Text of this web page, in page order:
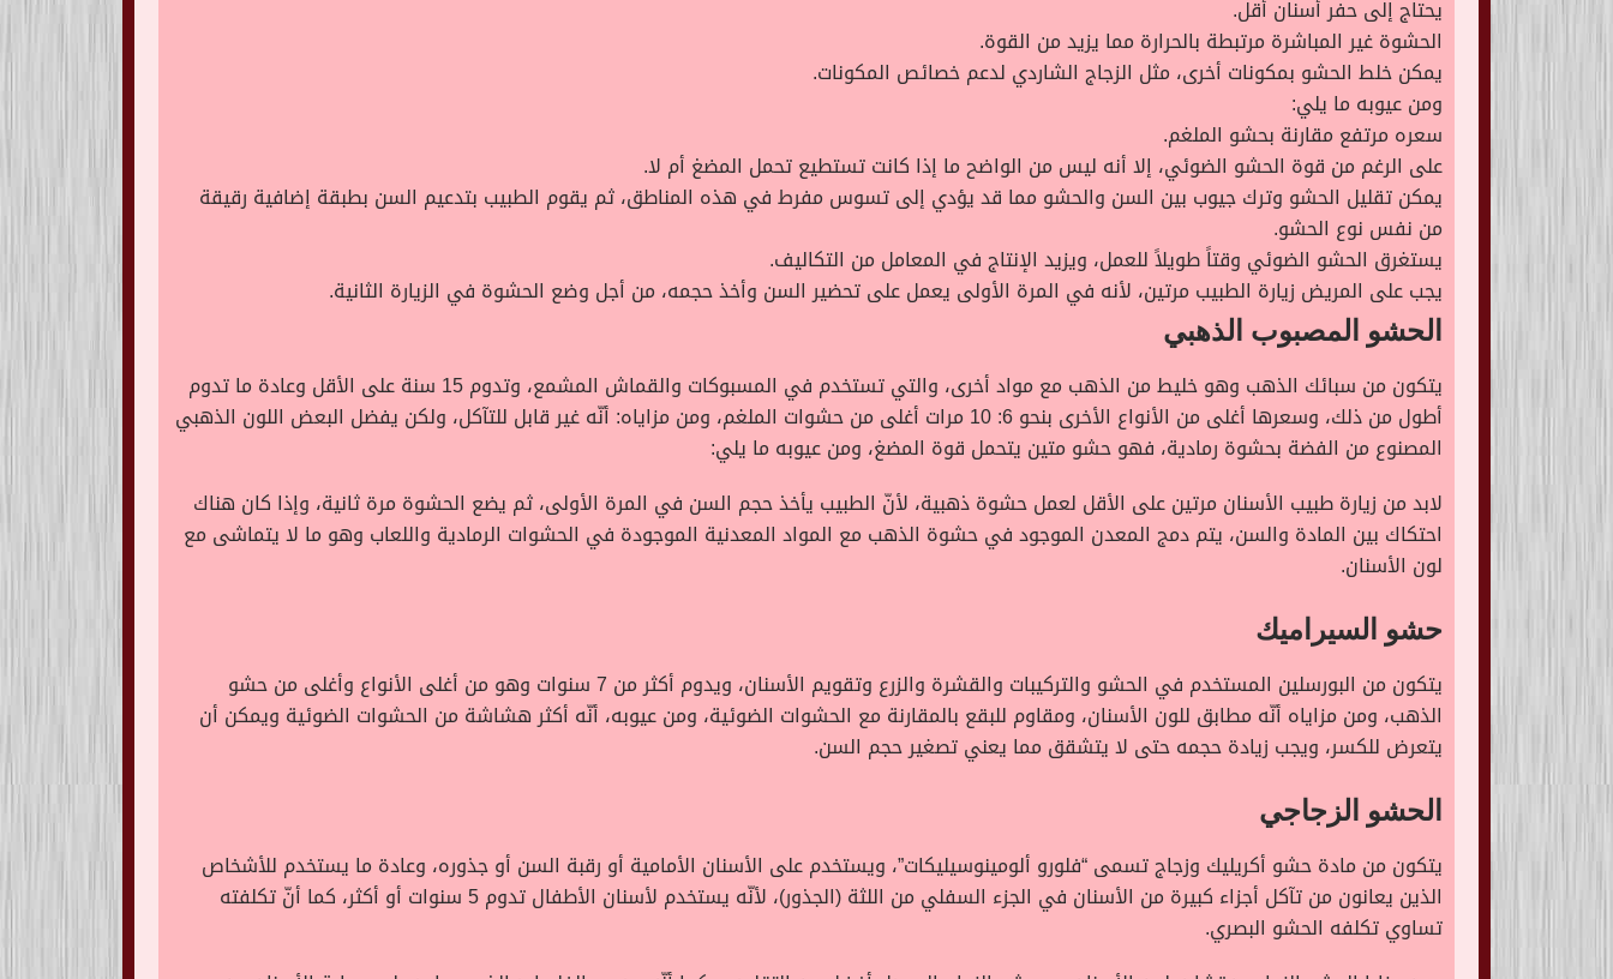
يحتاج إلى حفر أسنان أقل.
الحشوة غير المباشرة مرتبطة بالحرارة مما يزيد من القوة.
يمكن خلط الحشو بمكونات أخرى، مثل الزجاج الشاردي لدعم خصائص المكونات.
ومن عيوبه ما يلي:
سعره مرتفع مقارنة بحشو الملغم.
على الرغم من قوة الحشو الضوئي، إلا أنه ليس من الواضح ما إذا كانت تستطيع تحمل المضغ أم لا.
يمكن تقليل الحشو وترك جيوب بين السن والحشو مما قد يؤدي إلى تسوس مفرط في هذه المناطق، ثم يقوم الطبيب بتدعيم السن بطبقة إضافية رقيقة
من نفس نوع الحشو.
يستغرق الحشو الضوئي وقتاً طويلاً للعمل، ويزيد الإنتاج في المعامل من التكاليف.
يجب على المريض زيارة الطبيب مرتين، لأنه في المرة الأولى يعمل على تحضير السن وأخذ حجمه، من أجل وضع الحشوة في الزيارة الثانية.
الحشو المصبوب الذهبي
يتكون من سبائك الذهب وهو خليط من الذهب مع مواد أخرى، والتي تستخدم في المسبوكات والقماش المشمع، وتدوم 15 سنة على الأقل وعادة ما تدوم
أطول من ذلك، وسعرها أغلى من الأنواع الأخرى بنحو 6: 10 مرات أغلى من حشوات الملغم، ومن مزاياه: أنّه غير قابل للتآكل، ولكن يفضل البعض اللون الذهبي
المصنوع من الفضة بحشوة رمادية، فهو حشو متين يتحمل قوة المضغ، ومن عيوبه ما يلي:
لابد من زيارة طبيب الأسنان مرتين على الأقل لعمل حشوة ذهبية، لأنّ الطبيب يأخذ حجم السن في المرة الأولى، ثم يضع الحشوة مرة ثانية، وإذا كان هناك
احتكاك بين المادة والسن، يتم دمج المعدن الموجود في حشوة الذهب مع المواد المعدنية الموجودة في الحشوات الرمادية واللعاب وهو ما لا يتماشى مع
لون الأسنان.
حشو السيراميك
يتكون من البورسلين المستخدم في الحشو والتركيبات والقشرة والزرع وتقويم الأسنان، ويدوم أكثر من 7 سنوات وهو من أغلى الأنواع وأغلى من حشو
الذهب، ومن مزاياه أنّه مطابق للون الأسنان، ومقاوم للبقع بالمقارنة مع الحشوات الضوئية، ومن عيوبه، أنّه أكثر هشاشة من الحشوات الضوئية ويمكن أن
يتعرض للكسر، ويجب زيادة حجمه حتى لا يتشقق مما يعني تصغير حجم السن.
الحشو الزجاجي
يتكون من مادة حشو أكريليك وزجاج تسمى “فلورو ألومينوسيليكات”، ويستخدم على الأسنان الأمامية أو رقبة السن أو جذوره، وعادة ما يستخدم للأشخاص
الذين يعانون من تآكل أجزاء كبيرة من الأسنان في الجزء السفلي من اللثة (الجذور)، لأنّه يستخدم لأسنان الأطفال تدوم 5 سنوات أو أكثر، كما أنّ تكلفته
تساوي تكلفه الحشو البصري.